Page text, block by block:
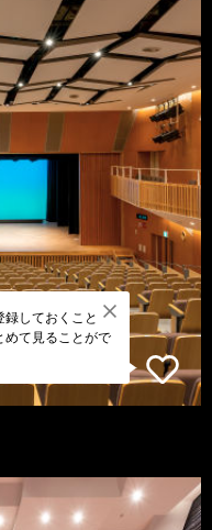
録しておくこと
めて見ることがで